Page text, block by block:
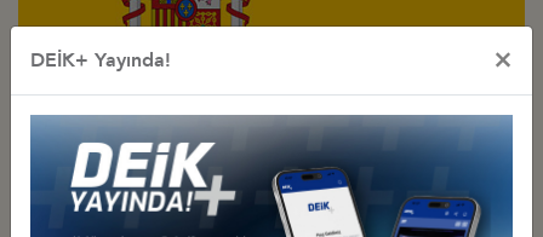
Türkiye - İspanya
İş Konseyi
DEİK+ Yayında! ×